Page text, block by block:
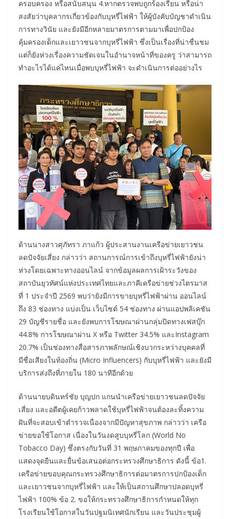
ครอบครอง หรือสนับสนุน 4.หากตรวจพบถูกร้องเรียน หรือน่า
สงสัยว่าบุคลากรเกี่ยวข้องกับบุหรี่ไฟฟ้า ให้ผู้บังคับบัญชาดำเนิน
การทางวินัย และยังมีอีกหลายมาตรการตามมาเพื่อปกป้อง
คุ้มครองเด็กและเยาวชนจากบุหรี่ไฟฟ้า ซึ่งเป็นเรื่องที่น่าชื่นชม
แต่ก็ยังห่วงเรื่องความชัดเจนในอำนาจหน้าที่ของครู ว่าสามารถ
ทำอะไรได้แค่ไหนเมื่อพบบุหรี่ไฟฟ้า จะดำเนินการต่ออย่างไร
ด้านนางสาวศุภัทรา ภาแก้ว ผู้ประสานงานเครือข่ายเยาวชน
ลดปัจจัยเสี่ยง กล่าวว่า สถานการณ์การเข้าถึงบุหรี่ไฟฟ้ายังน่า
ห่วงโดยเฉพาะทางออนไลน์ จากข้อมูลผลการเฝ้าระวังของ
สถาบันยุวทัศน์แห่งประเทศไทยและภาคีเครือข่ายช่วงไตรมาส
ที่ 1 ประจำปี 2569 พบว่ายังมีการขายบุหรี่ไฟฟ้าผ่าน ออนไลน์
ถึง 83 ช่องทาง แบ่งเป็น เว็บไซต์ 54 ช่องทาง ผ่านแอปพลิเคชัน
29 บัญชีรายชื่อ และยังพบการโฆษณาผ่านกลุ่มปิดทางเฟสบุ๊ก
44.8% การโฆษณาผ่าน X หรือ Twitter 34.5% และInstagram
20.7% เป็นช่องทางสื่อสารภาพลักษณ์เชิงบวกระหว่างบุคคลที่
มีชื่อเสียงในท้องถิ่น (Micro Influencers) กับบุหรี่ไฟฟ้า และยังมี
บริการส่งถึงที่ภายใน 180 นาทีอีกด้วย
ด้านนายบดินทร์ชัย บุญปก แกนนำเครือข่ายเยาวชนลดปัจจัย
เสี่ยง และอดีตผู้เคยก้าวพลาดใช้บุหรี่ไฟฟ้าจนต้องละทิ้งความ
ฝันที่จะสอบเข้าตำรวจเนื่องจากมีปัญหาสุขภาพ กล่าวว่า เครือ
ข่ายขอใช้โอกาส เนื่องในวันงดสูบบุหรี่โลก (World No
Tobacco Day) ซึ่งตรงกับวันที่ 31 พฤษภาคมของทุกปี เพื่อ
แสดงจุดยืนและยื่นข้อเสนอต่อกระทรวงศึกษาธิการ ดังนี้ ข้อ1.
เครือข่ายขอบคุณกระทรวงศึกษาธิการต่อมาตรการปกป้องเด็ก
และเยาวชนจากบุหรี่ไฟฟ้า และให้เป็นสถานศึกษาปลอดบุหรี่
ไฟฟ้า 100% ข้อ 2. ขอให้กระทรวงศึกษาธิการกำหนดให้ทุก
โรงเรียนใช้โอกาสในวันปฐมนิเทศนักเรียน และวันประชุมผู้